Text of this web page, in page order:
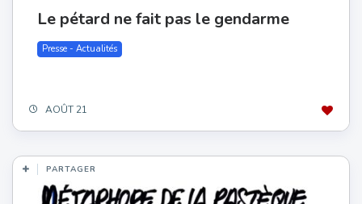
Le pétard ne fait pas le gendarme
Presse - Actualités
AOÛT 21
PARTAGER